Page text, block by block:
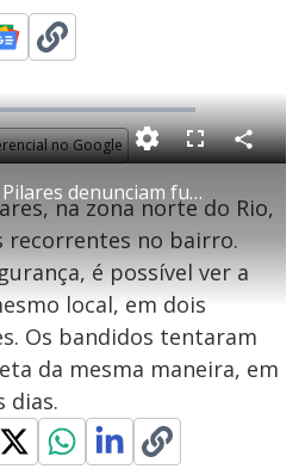
no Google
P
l
a
y
Moradores de Pilares denunciam furtos recorrentes no bairro
F
l
s
c
r
n
C
o
a
r
a
na zona norte do Rio,
recorrentes no bairro.
é possível ver a
local, em dois
Os bandidos tentaram
da mesma maneira, em
dias.